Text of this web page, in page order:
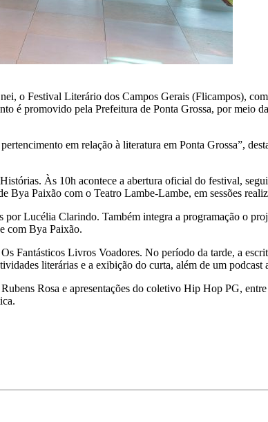
o Festival Literário dos Campos Gerais (Flicampos),
é promovido pela Prefeitura de Ponta Grossa, por meio
em relação à literatura em Ponta Grossa”,
Às 10h acontece a abertura oficial do festival,
Bya Paixão com o Teatro Lambe-Lambe, em sessões
Lucélia Clarindo. Também integra a programação o
com Bya Paixão.
Fantásticos Livros Voadores. No período da tarde, a
literárias e a exibição do curta, além de um
Rosa e apresentações do coletivo Hip Hop PG,